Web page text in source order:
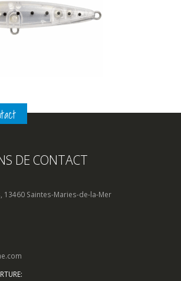
DE CONTACT
13460 Saintes-Maries-de-la-Mer